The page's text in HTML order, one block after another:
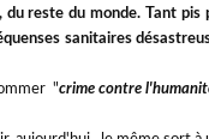
reste du monde. Tant pis
sanitaires
"crime contre